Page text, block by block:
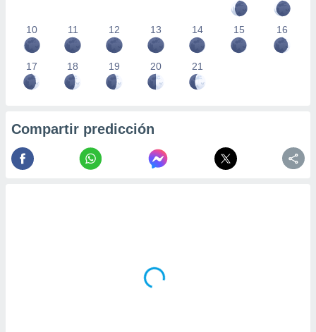
10 11 12 13 14 15 16
17 18 19 20 21
Compartir predicción